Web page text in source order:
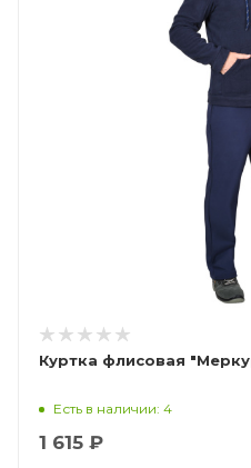
Куртка флисовая
Есть в наличии: 4
1 615 ₽